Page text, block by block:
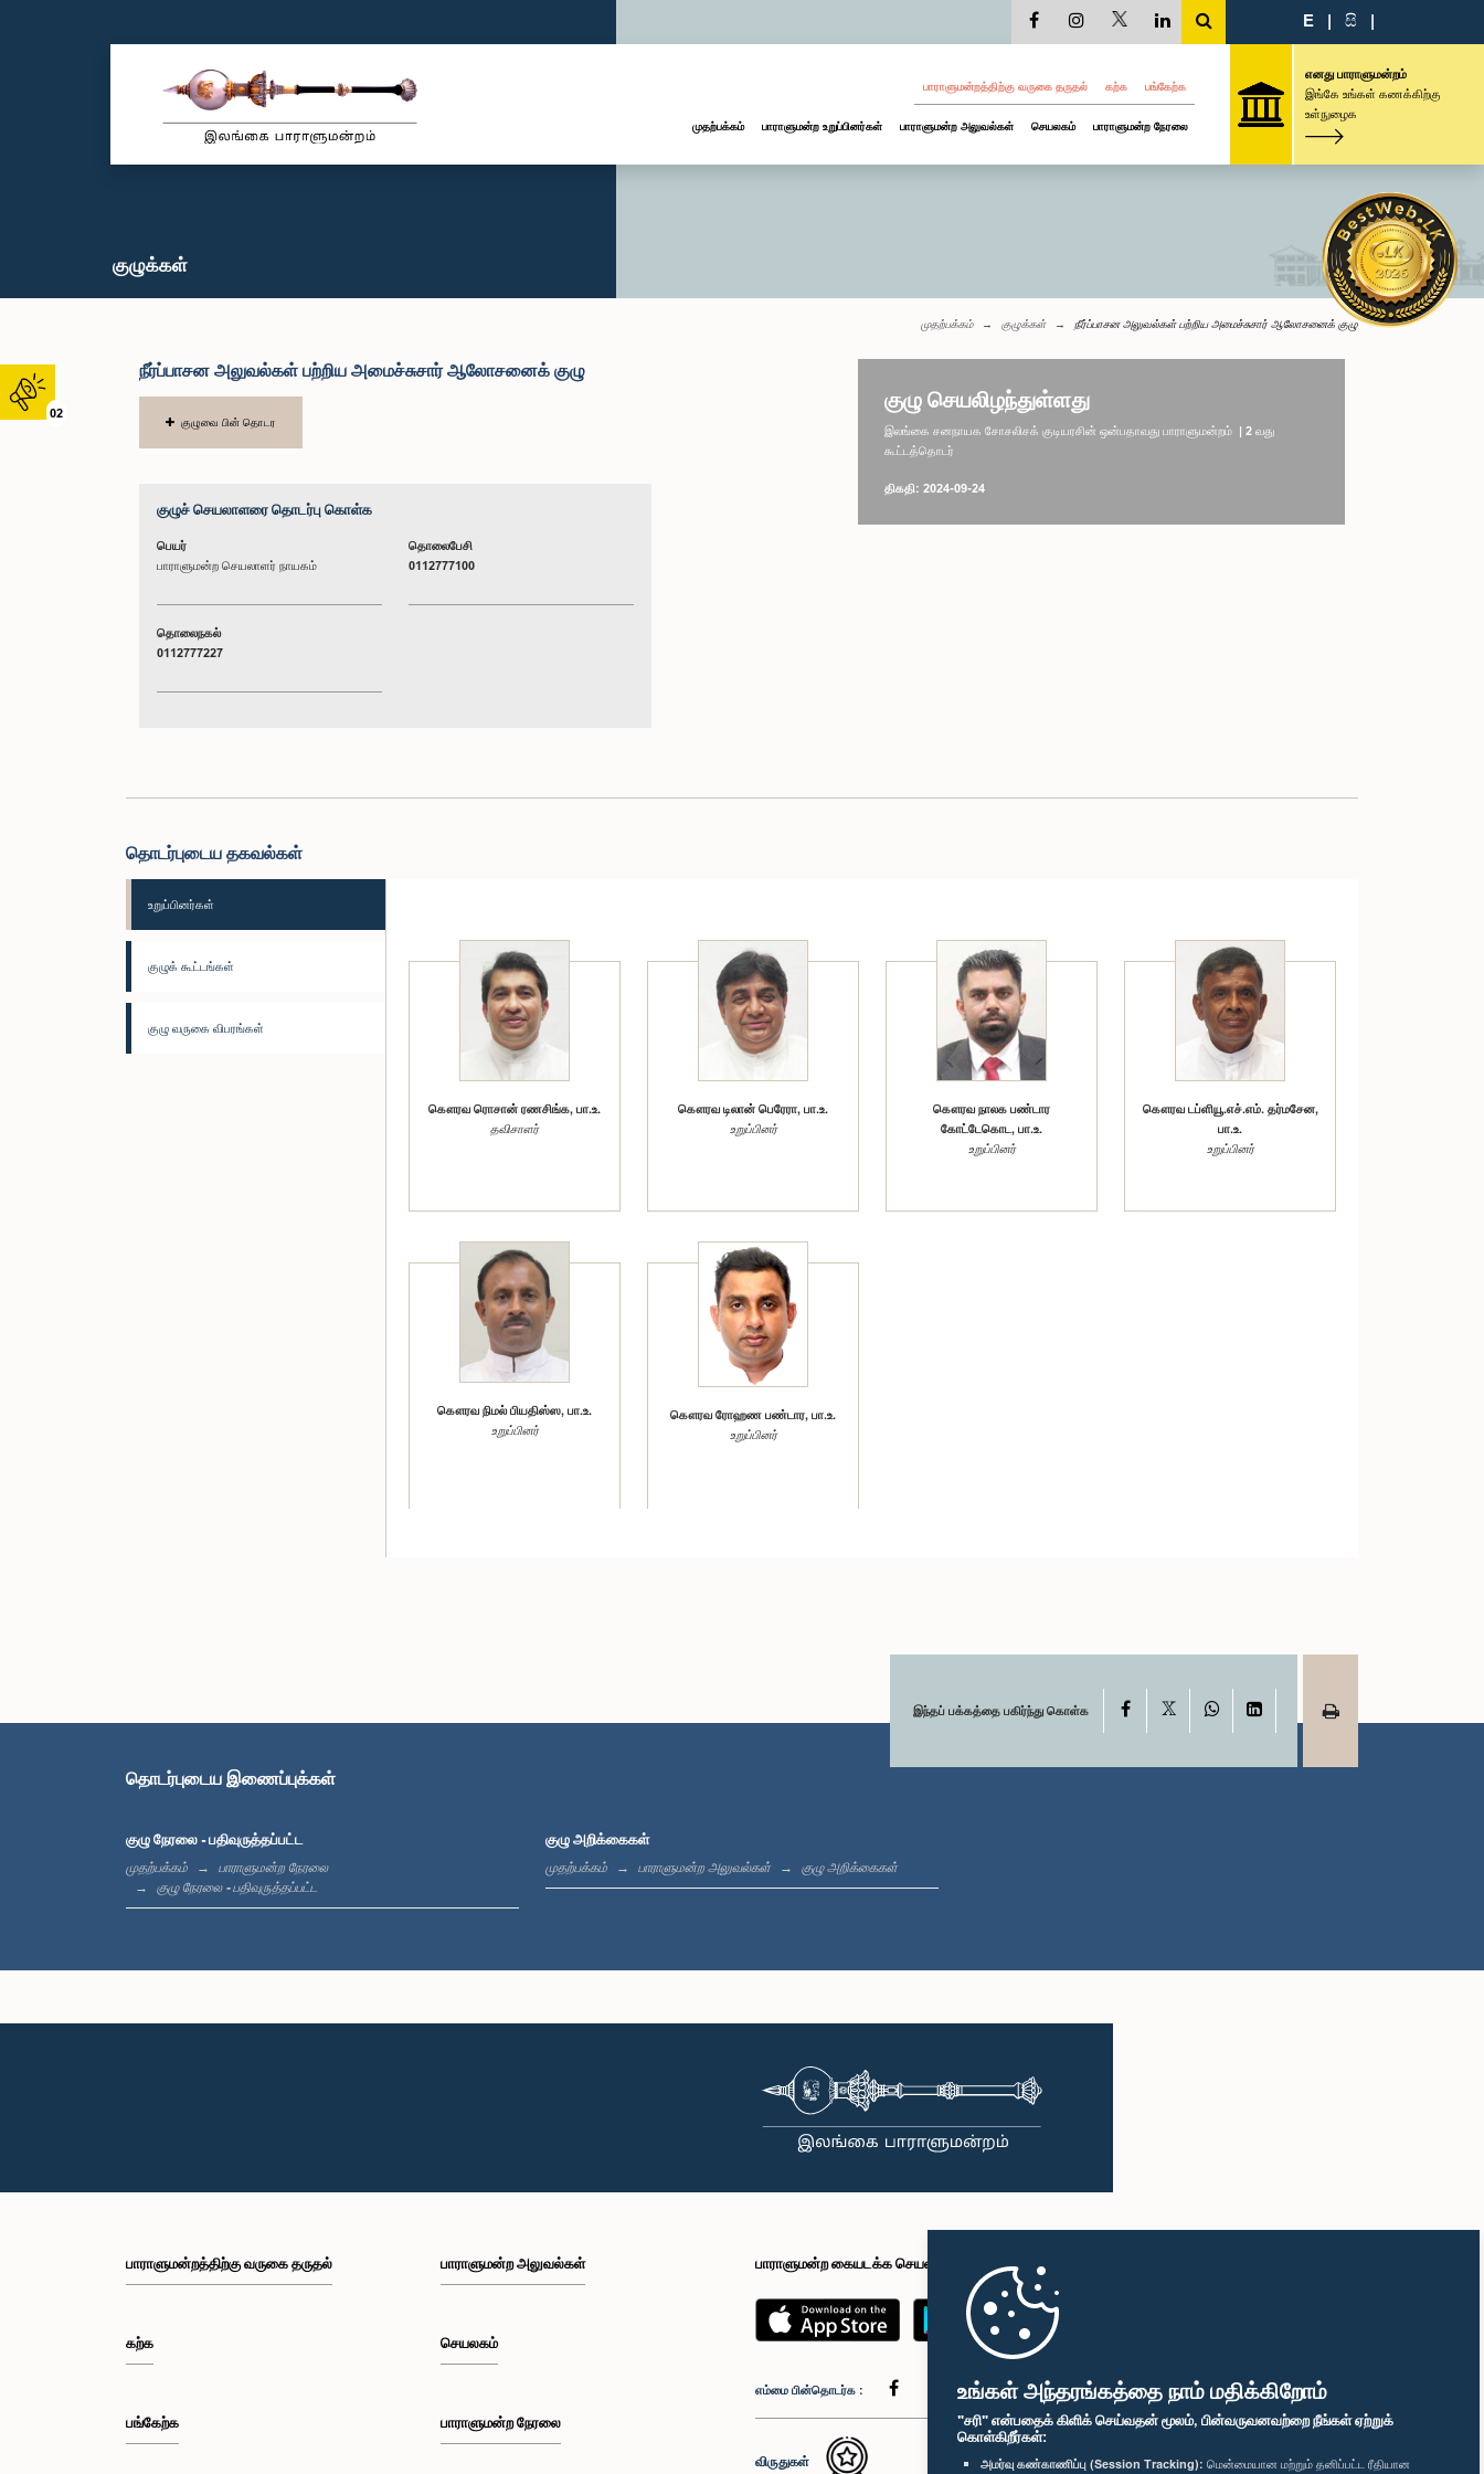
உங்கள் அந்தரங்கத்தை நாம் மதிக்கிறோம்
"சரி" என்பதைக் கிளிக் செய்வதன் மூலம், பின்வருவனவற்றை நீங்கள் ஏற்றுக்
கொள்கிறீர்கள்:
அமர்வு கண்காணிப்பு (Session Tracking): மென்மையான மற்றும் தனிப்பட்ட ரீதியான
02
E | සි |
பாராளுமன்றத்திற்கு வருகை தருதல் கற்க பங்கேற்க
முதற்பக்கம் பாராளுமன்ற உறுப்பினர்கள் பாராளுமன்ற அலுவல்கள் செயலகம் பாராளுமன்ற நேரலை
எனது பாராளுமன்றம்
இங்கே உங்கள் கணக்கிற்கு
உள்நுழைக
குழுக்கள்
முதற்பக்கம் குழுக்கள் நீர்ப்பாசன அலுவல்கள் பற்றிய அமைச்சுசார் ஆலோசனைக் குழு
நீர்ப்பாசன அலுவல்கள் பற்றிய அமைச்சுசார் ஆலோசனைக் குழு
குழுவை பின் தொடர
குழுச் செயலாளரை தொடர்பு கொள்க
பெயர்
பாராளுமன்ற செயலாளர் நாயகம்
தொலைபேசி
0112777100
தொலைநகல்
0112777227
குழு செயலிழந்துள்ளது
இலங்கை சனநாயக சோசலிசக் குடியரசின் ஒன்பதாவது பாராளுமன்றம் | 2 வது
கூட்டத்தொடர்
திகதி: 2024-09-24
தொடர்புடைய தகவல்கள்
உறுப்பினர்கள்
குழுக் கூட்டங்கள்
குழு வருகை விபரங்கள்
கௌரவ ரொசான் ரணசிங்க, பா.உ.
தவிசாளர்
கௌரவ டிலான் பெரேரா, பா.உ.
உறுப்பினர்
கௌரவ நாலக பண்டார
கோட்டேகொட, பா.உ.
உறுப்பினர்
கௌரவ டப்ளியூ.எச்.எம். தர்மசேன,
பா.உ.
உறுப்பினர்
கௌரவ நிமல் பியதிஸ்ஸ, பா.உ.
உறுப்பினர்
கௌரவ ரோஹண பண்டார, பா.உ.
உறுப்பினர்
இந்தப் பக்கத்தை பகிர்ந்து கொள்க Facebook WhatsAppLinkedIn
தொடர்புடைய இணைப்புக்கள்
குழு நேரலை - பதிவுருத்தப்பட்ட
முதற்பக்கம்
பாராளுமன்ற நேரலை
குழு நேரலை - பதிவுருத்தப்பட்ட
குழு அறிக்கைகள்
முதற்பக்கம் பாராளுமன்ற அலுவல்கள் குழு அறிக்கைகள்
பாராளுமன்றத்திற்கு வருகை தருதல்
கற்க
பங்கேற்க
பாராளுமன்ற அலுவல்கள்
செயலகம்
பாராளுமன்ற நேரலை
பாராளுமன்ற கையடக்க செயலி
எம்மை பின்தொடர்க :
விருதுகள்